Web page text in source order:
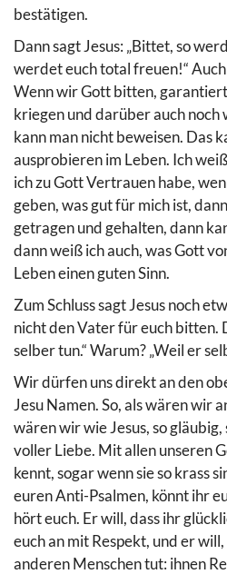
bestätigen.
Dann sagt Jesus: „Bittet, so
werdet euch total freuen!“
Wenn wir Gott bitten, garantiert
kriegen und darüber auch noch
kann man nicht beweisen. Das
ausprobieren im Leben. Ich
ich zu Gott Vertrauen habe,
geben, was gut für mich ist,
getragen und gehalten, dann
dann weiß ich auch, was Gott
Leben einen guten Sinn.
Zum Schluss sagt Jesus noch
nicht den Vater für euch bitten.
selber tun.“ Warum? „Weil er
Wir dürfen uns direkt an den
Jesu Namen. So, als wären wir
wären wir wie Jesus, so
voller Liebe. Mit allen unseren
kennt, sogar wenn sie so krass
euren Anti-Psalmen, könnt ihr
hört euch. Er will, dass ihr
euch an mit Respekt, und er
anderen Menschen tut: ihnen